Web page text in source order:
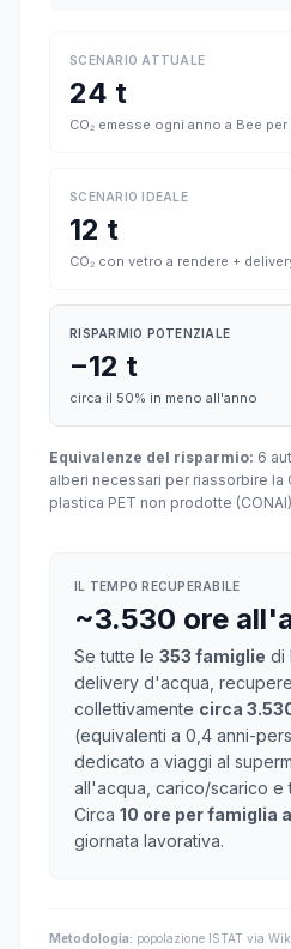
SCENARIO ATTUALE
24 t
CO₂ emesse ogni anno a Bee
SCENARIO IDEALE
12 t
CO₂ con vetro a rendere +
RISPARMIO POTENZIALE
−12 t
circa il 50% in meno all'anno
Equivalenze del risparmio: 6
alberi necessari per riassorbire la
plastica PET non prodotte
IL TEMPO RECUPERABILE
~3.530 ore
Se tutte le 353 famiglie di
delivery d'acqua,
collettivamente circa
(equivalenti a 0,4 anni-
dedicato a viaggi al
all'acqua, carico/scarico e
Circa 10 ore per famiglia
giornata lavorativa.
Metodologia: popolazione ISTAT via